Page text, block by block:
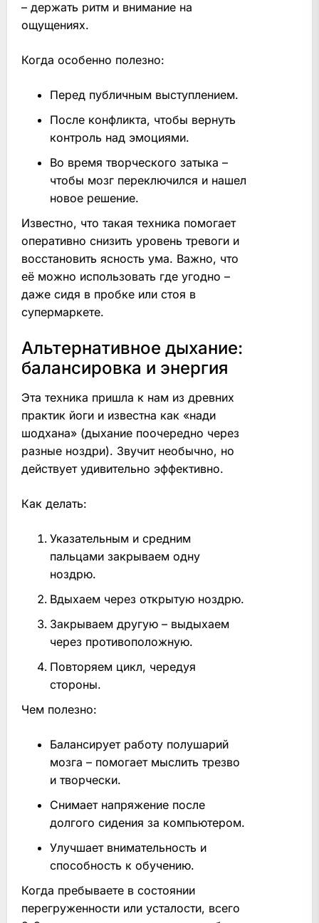
– держать ритм и внимание на
ощущениях.
Когда особенно полезно:
Перед публичным выступлением.
После конфликта, чтобы вернуть
контроль над эмоциями.
Во время творческого затыка –
чтобы мозг переключился и нашел
новое решение.
Известно, что такая техника помогает
оперативно снизить уровень тревоги и
восстановить ясность ума. Важно, что
её можно использовать где угодно –
даже сидя в пробке или стоя в
супермаркете.
Альтернативное дыхание:
балансировка и энергия
Эта техника пришла к нам из древних
практик йоги и известна как «нади
шодхана» (дыхание поочередно через
разные ноздри). Звучит необычно, но
действует удивительно эффективно.
Как делать:
Указательным и средним
пальцами закрываем одну
ноздрю.
Вдыхаем через открытую ноздрю.
Закрываем другую – выдыхаем
через противоположную.
Повторяем цикл, чередуя
стороны.
Чем полезно:
Балансирует работу полушарий
мозга – помогает мыслить трезво
и творчески.
Снимает напряжение после
долгого сидения за компьютером.
Улучшает внимательность и
способность к обучению.
Когда пребываете в состоянии
перегруженности или усталости, всего